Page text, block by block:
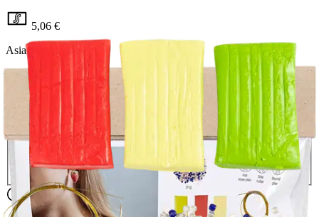
5,06 €
Asiakasomistajahinta
Hinta ilman S-Etukorttia:
5,95 €
Verkkokaupan hinta
Valitse toimitustapa
Nouto myymälästä
Ilmainen
Siirry valitsemaan myymälä
Toimitus
Kotiin tai noutopisteeseenAlk. 0 €